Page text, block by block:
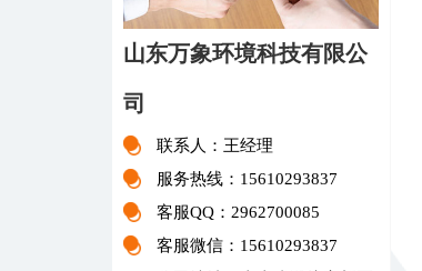
山东万象环境科技有限公
司
联系人：王经理
服务热线：15610293837
客服QQ：2962700085
客服微信：15610293837